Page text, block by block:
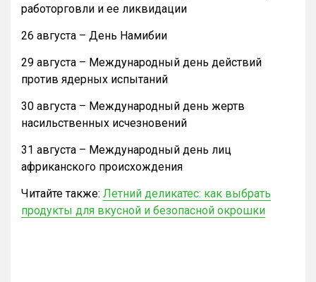
работорговли и ее ликвидации
26 августа – День Намибии
29 августа – Международный день действий
против ядерных испытаний
30 августа – Международный день жертв
насильственных исчезновений
31 августа – Международный день лиц
африканского происхождения
Читайте также: Летний деликатес: как выбрать
продукты для вкусной и безопасной окрошки